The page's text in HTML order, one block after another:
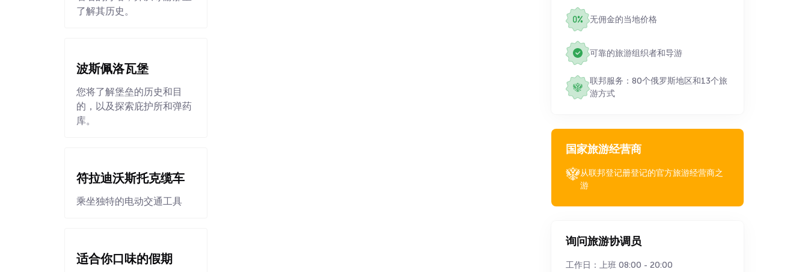
了解其历史。
波斯佩洛瓦堡
您将了解堡垒的历史和目
的，以及探索庇护所和弹药
库。
符拉迪沃斯托克缆车
乘坐独特的电动交通工具
适合你口味的假期
无佣金的当地价格
可靠的旅游组织者和导游
联邦服务：80个俄罗斯地区和13个旅
游方式
国家旅游经营商
从联邦登记册登记的官方旅游经营商之
游
询问旅游协调员
工作日：上班 08:00 - 20:00